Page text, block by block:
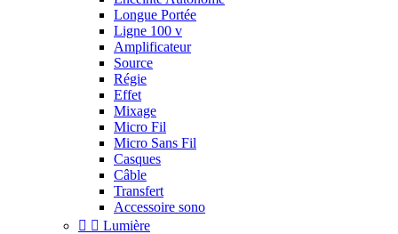
Longue Portée
Ligne 100 v
Amplificateur
Source
Régie
Effet
Mixage
Micro Fil
Micro Sans Fil
Casques
Câble
Transfert
Accessoire sono
  Lumière